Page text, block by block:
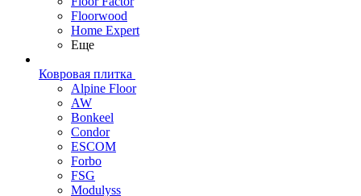
Floorwood
Home Expert
Еще
Ковровая плитка
Alpine Floor
AW
Bonkeel
Condor
ESCOM
Forbo
FSG
Modulyss